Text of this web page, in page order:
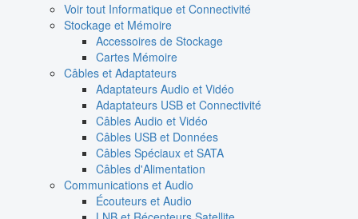
Voir tout Informatique et Connectivité
Stockage et Mémoire
Accessoires de Stockage
Cartes Mémoire
Câbles et Adaptateurs
Adaptateurs Audio et Vidéo
Adaptateurs USB et Connectivité
Câbles Audio et Vidéo
Câbles USB et Données
Câbles Spéciaux et SATA
Câbles d'Alimentation
Communications et Audio
Écouteurs et Audio